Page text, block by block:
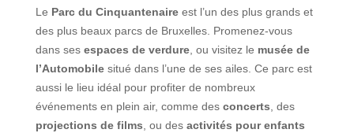
Le Parc du Cinquantenaireest l’un des plus grands et
des plus beaux parcs de Bruxelles. Promenez-vous
dans ses espaces de verdure, ou visitez le musée de
l’Automobilesitué dans l’une de ses ailes. Ce parc est
aussi le lieu idéal pour profiter de nombreux
événements en plein air, comme des concerts , des
projections de films , ou des activités pour enfants